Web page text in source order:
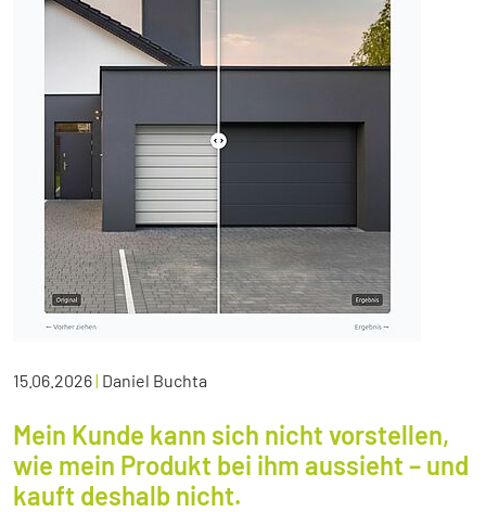
15.06.2026| Daniel Buchta
Mein Kunde kann sich nicht vorstellen,
wie mein Produkt bei ihm aussieht – und
kauft deshalb nicht.